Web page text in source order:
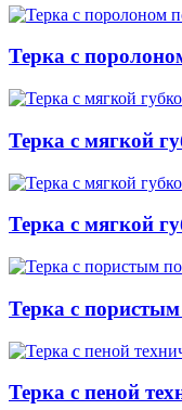
Терка с
Терка с мягкой
Терка с мягкой
Терка с
Терка с пеной